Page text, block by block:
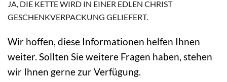
JA, DIE KETTE WIRD IN EINER EDLEN CHRIST
GESCHENKVERPACKUNG GELIEFERT.
Wir hoffen, diese Informationen helfen Ihnen
weiter. Sollten Sie weitere Fragen haben, stehen
wir Ihnen gerne zur Verfügung.